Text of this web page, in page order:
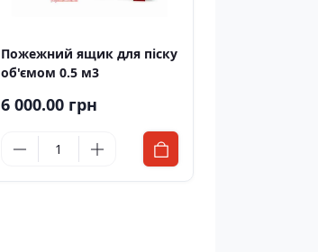
Пожежний ящик для піску
об'ємом 0.5 м3
6 000.00 грн